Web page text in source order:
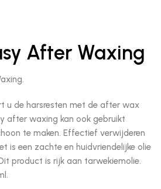
After Waxing
u de harsresten met de after wax
after waxing kan ook gebruikt
te maken. Effectief verwijderen
is een zachte en huidvriendelijke olie
product is rijk aan tarwekiemolie.